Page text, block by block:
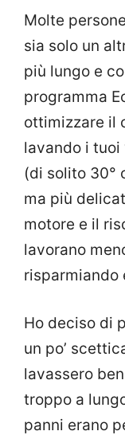
Molte
sia solo un
più lungo e
programma
ottimizzare il
lavando i
(di solito 30°
ma più
motore e il
lavorano
risparmiando
Ho deciso di
un po’
lavassero
troppo a
panni erano